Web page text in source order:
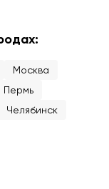
Москва
Пермь
Челябинск